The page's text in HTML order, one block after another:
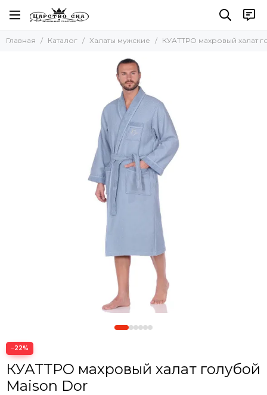
Халаты мужские
Махровые мужские халаты
Главная Каталог Халаты мужские КУАТТРО махровый халат
−22%
КУАТТРО махровый халат голубой
Maison Dor